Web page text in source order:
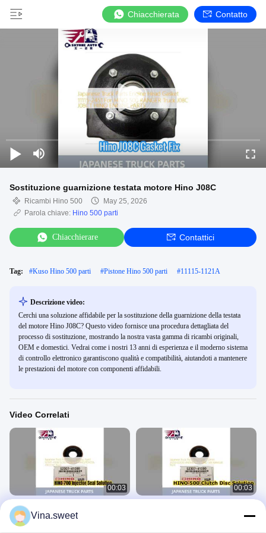
Chiacchierata Contatto
Sostituzione guarnizione testata motore Hino J08C
Ricambi Hino 500
May 25, 2026
Parola chiave: Hino 500 parti
Chiacchierare Contattici
Tag: #Kuso Hino 500 parti #Pistone Hino 500 parti #11115-1121A
Descrizione video:
Cerchi una soluzione affidabile per la sostituzione della guarnizione della testata
del motore Hino J08C? Questo video fornisce una procedura dettagliata del
processo di sostituzione, mostrando la nostra vasta gamma di ricambi originali,
OEM e domestici. Vedrai come i nostri 13 anni di esperienza e il moderno sistema
di controllo elettronico garantiscono qualità e compatibilità, aiutandoti a mantenere
le prestazioni del motore con componenti affidabili.
Video Correlati
00:03
Sostituzione della guarnizione
dell'iniettore HINO 700 E13C
S230741090
Ricambi Hino 500
00:03
Vina.sweet